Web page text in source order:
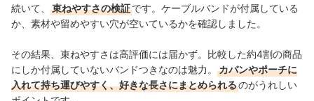
続いて、 束ねやすさの検証です。 ケーブルバンドが付属している
か、素材や留めやすい穴が空いているかを確認しました。
その結果、束ねやすさは高評価には届かず。比較した約4割の商品
にしか付属していないバンドつきなのは魅力。
カバンやポーチに
入れて持ち運びやすく、好きな長さにまとめられるのがうれしい